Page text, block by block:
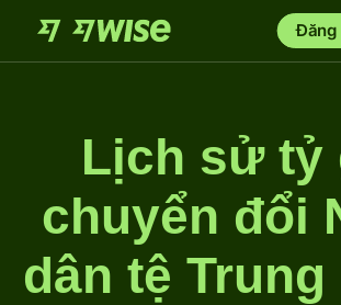
Đăng
Lịch sử tỷ
chuyển đổi
dân tệ Trung